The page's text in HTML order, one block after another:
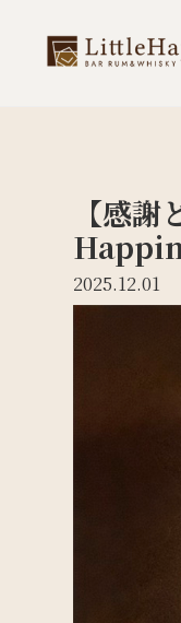
【感
2025.12.01